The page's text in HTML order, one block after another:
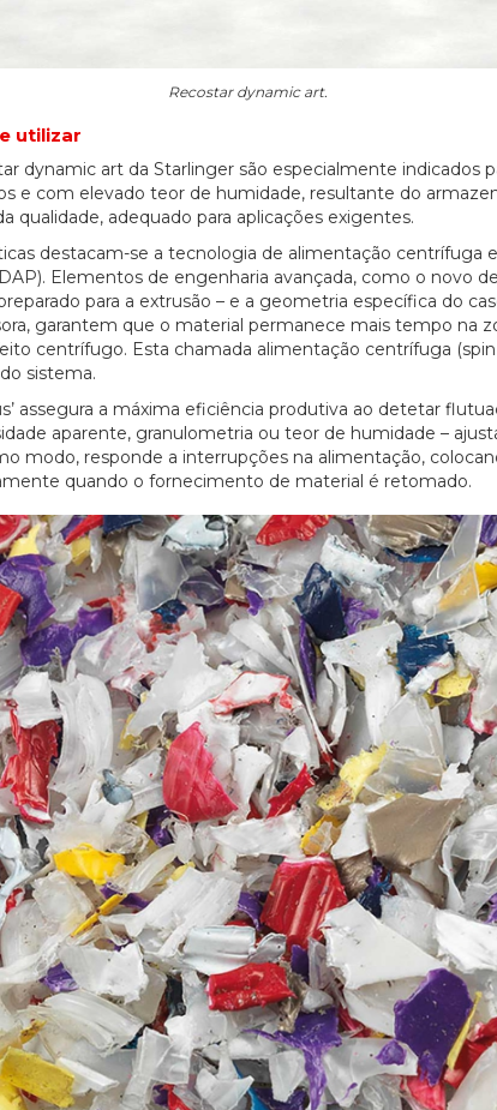
Recostar dynamic art.
utilizar
dynamic art da Starlinger são especialmente indicados
e com elevado teor de humidade, resultante do
qualidade, adequado para aplicações exigentes.
destacam-se a tecnologia de alimentação centrífuga
Elementos de engenharia avançada, como o novo
para a extrusão – e a geometria específica do
garantem que o material permanece mais tempo na
centrífugo. Esta chamada alimentação centrífuga
sistema.
assegura a máxima eficiência produtiva ao detetar
aparente, granulometria ou teor de humidade –
modo, responde a interrupções na alimentação,
quando o fornecimento de material é retomado.
20/07/2026